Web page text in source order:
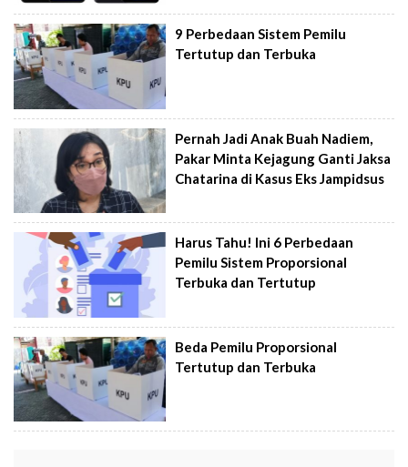
9 Perbedaan Sistem Pemilu
Tertutup dan Terbuka
Pernah Jadi Anak Buah Nadiem,
Pakar Minta Kejagung Ganti Jaksa
Chatarina di Kasus Eks Jampidsus
Harus Tahu! Ini 6 Perbedaan
Pemilu Sistem Proporsional
Terbuka dan Tertutup
Beda Pemilu Proporsional
Tertutup dan Terbuka